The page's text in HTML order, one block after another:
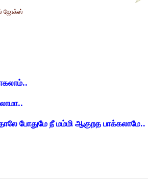
ஜோக்ஸ்
போதுமே நீ மம்மி ஆகுறத பாக்கலாமே..